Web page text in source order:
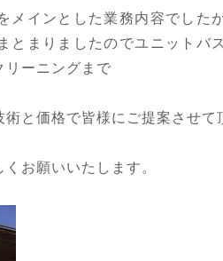
メインとした業務内容でした
とまりましたのでユニットバ
リーニングまで
と価格で皆様にご提案させて
お願いいたします。